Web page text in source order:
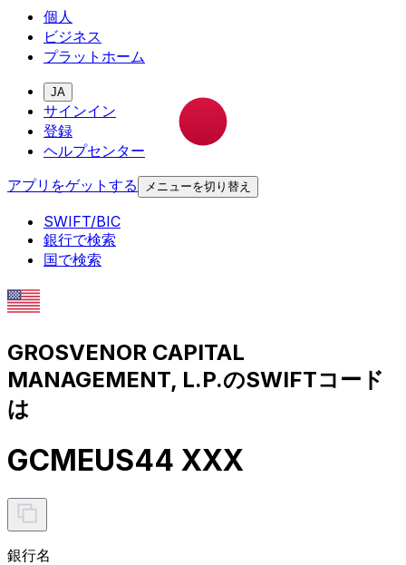
個人
ビジネス
プラットホーム
JA
サインイン
登録
ヘルプセンター
アプリをゲットする
メニューを切り替え
SWIFT/BIC
銀行で検索
国で検索
GROSVENOR CAPITAL
MANAGEMENT, L.P.のSWIFTコード
は
GCMEUS44 XXX
銀行名